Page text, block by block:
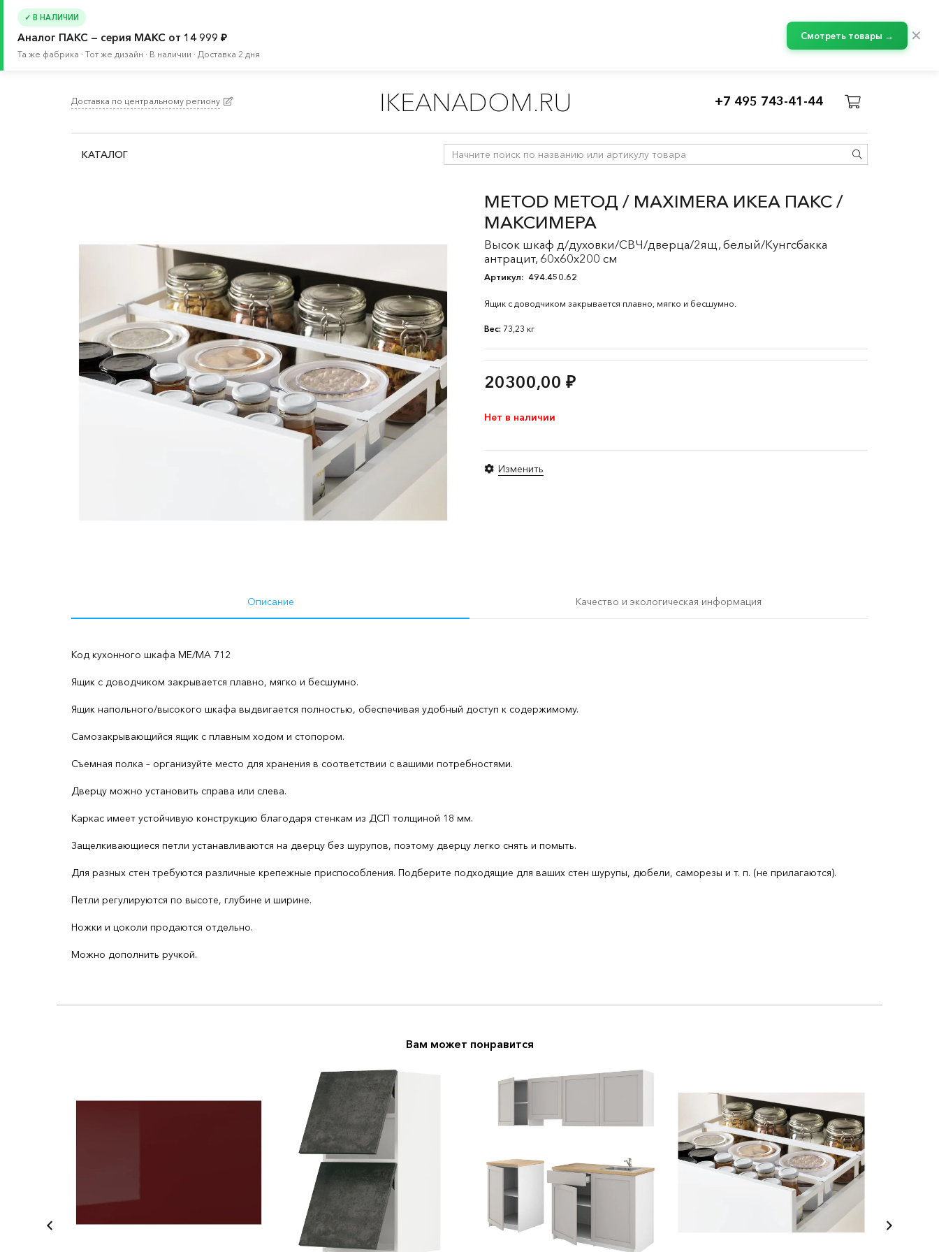
✓ В НАЛИЧИИ
Аналог ПАКС — серия МАКС от 14 999 ₽
Та же фабрика · Тот же дизайн · В наличии · Доставка 2 дня
Смотреть товары → ✕
Доставка по центральному региону IKEANADOM.RU +7 495 743-41-44
КАТАЛОГ
METOD МЕТОД / MAXIMERA ИКЕА ПАКС /
МАКСИМЕРА
Высок шкаф д/духовки/СВЧ/дверца/2ящ, белый/Кунгсбакка
антрацит, 60x60x200 см
Артикул: 494.450.62
Ящик с доводчиком закрывается плавно, мягко и бесшумно.
Вес: 73,23 кг
20300,00 ₽
Нет в наличии
Изменить
Описание Качество и экологическая информация
Код кухонного шкафа ME/MA 712
Ящик с доводчиком закрывается плавно, мягко и бесшумно.
Ящик напольного/высокого шкафа выдвигается полностью, обеспечивая удобный доступ к содержимому.
Cамозакрывающийся ящик с плавным ходом и стопором.
Съемная полка – организуйте место для хранения в соответствии с вашими потребностями.
Дверцу можно установить справа или слева.
Каркас имеет устойчивую конструкцию благодаря стенкам из ДСП толщиной 18 мм.
Защелкивающиеся петли устанавливаются на дверцу без шурупов, поэтому дверцу легко снять и помыть.
Для разных стен требуются различные крепежные приспособления. Подберите подходящие для ваших стен шурупы, дюбели, саморезы и т. п. (не прилагаются).
Петли регулируются по высоте, глубине и ширине.
Ножки и цоколи продаются отдельно.
Можно дополнить ручкой.
Вам может понравится